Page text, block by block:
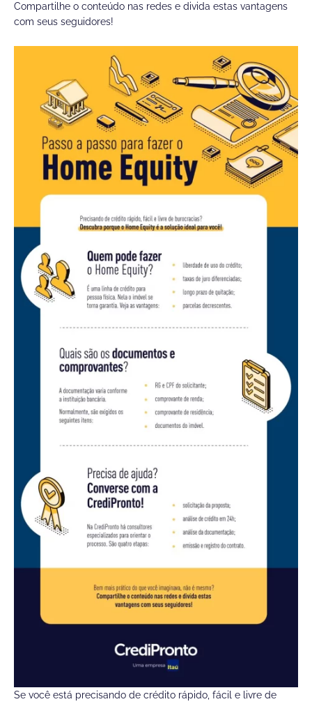
Compartilhe o conteúdo nas redes e divida estas vantagens
com seus seguidores!
Se você está precisando de crédito rápido, fácil e livre de